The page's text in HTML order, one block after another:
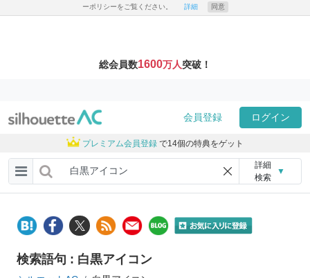
ーポリシーをご覧ください。 詳細 同意
総会員数1600万人突破！
会員登録 ログイン
プレミアム会員登録 で14個の特典をゲット
詳細
検索
▼
検索語句 : 白黒アイコン